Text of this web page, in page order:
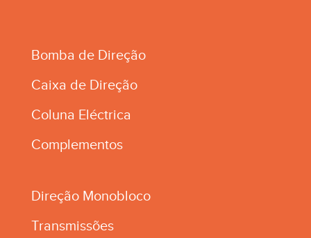
Bomba de Direção
Caixa de Direção
Coluna Eléctrica
Complementos
Direção Monobloco
Transmissões